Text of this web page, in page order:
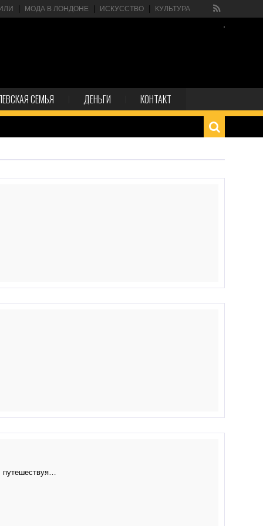
МОДА В ЛОНДОНЕ ИСКУССТВО КУЛЬТУРА
СЕМЬЯ ДЕНЬГИ КОНТАКТ